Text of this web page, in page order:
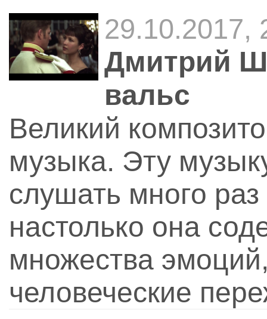
29.10.2017,
Дмитрий
вальс
Великий
музыка. Эту
слушать много
настолько она
множества
человеческие